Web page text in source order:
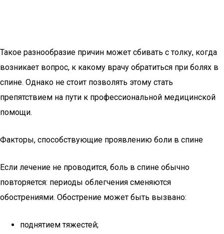
Такое разнообразие причин может сбивать с толку, когда
возникает вопрос, к какому врачу обратиться при болях в
спине. Однако не стоит позволять этому стать
препятствием на пути к профессиональной медицинской
помощи.
Факторы, способствующие проявлению боли в спине
Если лечение не проводится, боль в спине обычно
повторяется: периоды облегчения сменяются
обострениями. Обострение может быть вызвано:
поднятием тяжестей;